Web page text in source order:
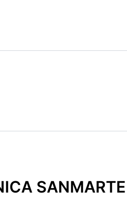
SANMARTE